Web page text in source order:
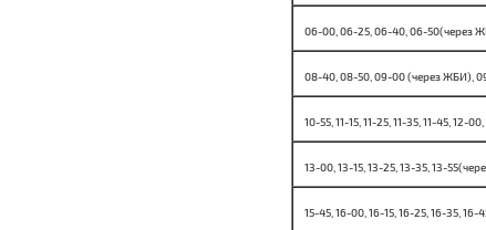
06-00, 06-25, 06-40, 06-50(через
08-40, 08-50, 09-00(через ЖБИ) ,
10-55, 11-15, 11-25, 11-35, 11-45, 12-
13-00, 13-15, 13-25, 13-35, 13-55
15-45, 16-00, 16-15, 16-25, 16-35, 16-